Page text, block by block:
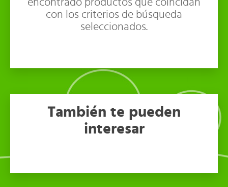
con los criterios de búsqueda
seleccionados.
También te pueden
interesar